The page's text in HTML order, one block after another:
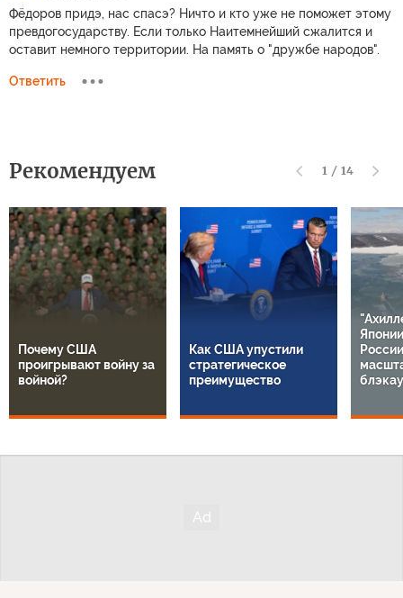
Фёдоров придэ, нас спасэ? Ничто и кто уже не поможет этому
превдогосударству. Если только Наитемнейший сжалится и
оставит немного территории. На память о "дружбе народов".
Ответить
Рекомендуем 1 / 14
Почему США
проигрывают войну за
войной?
Как США упустили
стратегическое
преимущество